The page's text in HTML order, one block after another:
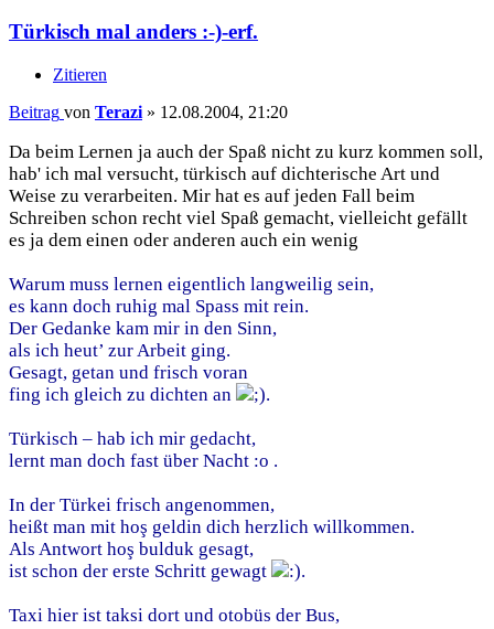
Türkisch mal anders :-)-erf.
Zitieren
Beitrag von Terazi » 12.08.2004, 21:20
Da beim Lernen ja auch der Spaß nicht zu kurz kommen soll,
hab' ich mal versucht, türkisch auf dichterische Art und
Weise zu verarbeiten. Mir hat es auf jeden Fall beim
Schreiben schon recht viel Spaß gemacht, vielleicht gefällt
es ja dem einen oder anderen auch ein wenig
Warum muss lernen eigentlich langweilig sein,
es kann doch ruhig mal Spass mit rein.
Der Gedanke kam mir in den Sinn,
als ich heut’ zur Arbeit ging.
Gesagt, getan und frisch voran
fing ich gleich zu dichten an
.
Türkisch – hab ich mir gedacht,
lernt man doch fast über Nacht :o .
In der Türkei frisch angenommen,
heißt man mit hoş geldin dich herzlich willkommen.
Als Antwort hoş bulduk gesagt,
ist schon der erste Schritt gewagt
.
Taxi hier ist taksi dort und otobüs der Bus,